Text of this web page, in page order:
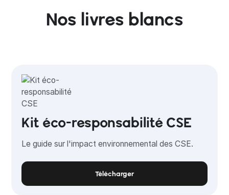
Nos livres blancs
Kit éco-responsabilité CSE
Le guide sur l'impact environnemental des CSE.
Télécharger